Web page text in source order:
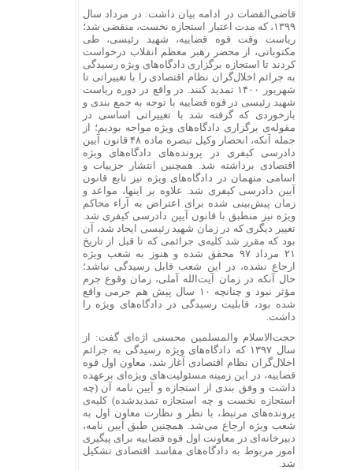
قاضی‌القضات در ادامه بیان داشت: در مرداد سال
۱۳۹۹، که مدت اعتبار استجازه نخست، منقضی شد؛
ریاست وقت قوه قضاییه، شهید رئیسی، طی
مکتوباتی، از محضر رهبر معظم انقلاب درخواست
کردند تا استجازه برگزاری دادگاه‌های ویژه رسیدگی
به جرائم اخلال‌گران نظام اقتصادی را با تغییراتی تا
شهریور ۱۴۰۰ تمدید کنند. در واقع در دوره ریاست
شهید رئیسی در قوه قضاییه با توجه به جمع بندی و
بازخوردی که گرفته شد با تغییراتی اساسی در
مقوله‌ی برگزاری دادگاه‌های ویژه مواجه بودیم؛ از
جمله آنکه، انحصار وکیل تبصره ماده ۴۸ قانون آیین
دادرسی کیفری در پرونده‌های دادگاه‌های ویژه
اقتصادی برداشته شد. همچنین انتشار جزییات و
اسامی متهمان در دادگاه‌های ویژه نیز تابع قانون
آیین دادرسی کیفری شد. علاوه بر اینها، مواعد و
زمان پیش‌بینی شده برای اعتراض به آراء محاکم
ویژه نیز منطبق با قانون آیین دادرسی کیفری شد.
تغییر دیگری که در زمان شهید رئیسی ایجاد شد، آن
بود که مقرر شد کلیه‌ی جرائمی که تا قبل از تاریخ
۲۱ مرداد ۹۷ محقق شده و هنوز به شعب ویژه
ارجاع نشده، در این شعب قابل رسیدگی نباشد؛
حال آنکه در زمان آیت‌الله آملی، زمان وقوع جرم
مؤثر نبود و چنانچه ۱۰ سال پیش هم جرمی واقع
شده بود، قابلیت رسیدگی در دادگاه‌های ویژه را
داشت.
حجت‌الاسلام والمسلمین محسنی اژه‌ای گفت: از
سال ۱۳۹۷ که دادگاه‌های ویژه رسیدگی به جرائم
اخلال‌گران نظام اقتصادی آغاز شد، معاون اول قوه
قضاییه، در این زمینه مسئولیت‌های ویژه‌ای برعهده
داشت و وفق بندی از استجازه و آیین نامه آن (چه
استجازه نخست و چه استجازه تمدیدشده) کلیه‌ی
پرونده‌های مرتبط، با نظر و نظارت معاون اول به
شعب ویژه ارجاع می‌شد. همچنین طبق آیین نامه،
دبیرخانه‌ای در معاونت اول قوه قضاییه برای پیگیری
امور مربوط به دادگاه‌های مفاسد اقتصادی تشکیل
شد.